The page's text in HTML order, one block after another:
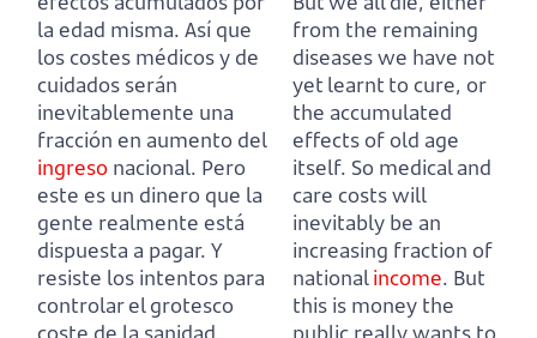
la edad misma. Así que
los costes médicos y de
cuidados serán
inevitablemente una
fracción en aumento del
ingreso nacional. Pero
este es un dinero que la
gente realmente está
dispuesta a pagar. Y
resiste los intentos para
controlar el grotesco
coste de la sanidad
from the remaining
diseases we have not
yet learnt to cure, or
the accumulated
effects of old age
itself. So medical and
care costs will
inevitably be an
increasing fraction of
nationalincome. But
this is money the
public really wants to